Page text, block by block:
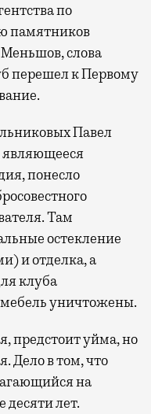
по
памятников
слова
перешел к Первому
Павел
являющееся
понесло
Там
остекление
и отделка, а
клуба
уничтожены.
предстоит уйма, но
Дело в том, что
на
лет.